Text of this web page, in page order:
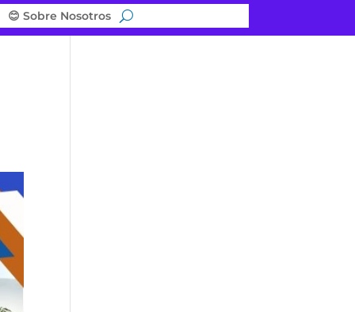
😊 Sobre Nosotros